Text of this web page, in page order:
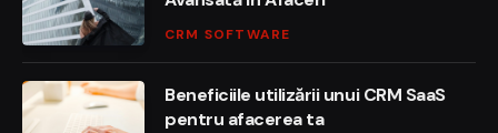
CRM SOFTWARE
Beneficiile utilizării unui CRM SaaS
pentru afacerea ta